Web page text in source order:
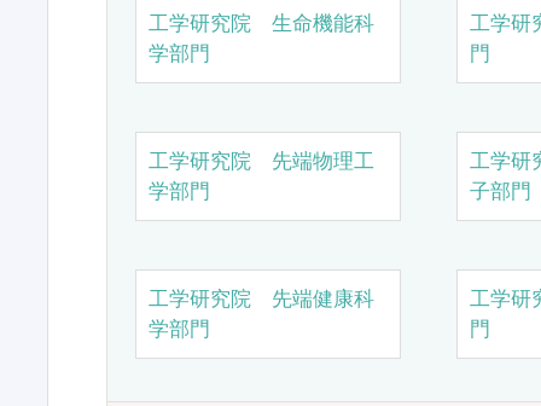
工学研究院 生命機能科
学部門
工学研
門
工学研究院 先端物理工
学部門
工学研
子部門
工学研究院 先端健康科
学部門
工学研
門